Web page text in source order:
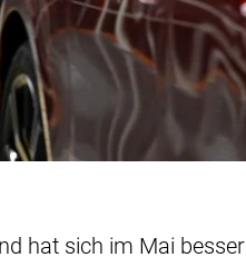
hat sich im Mai besser